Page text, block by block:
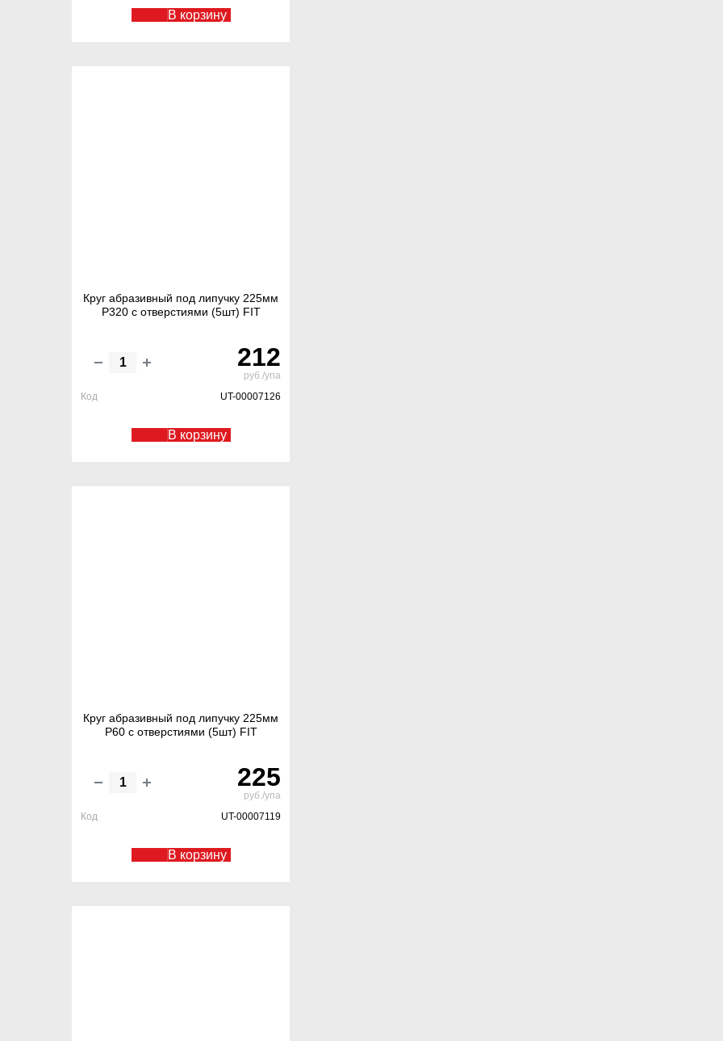
В корзину
Круг абразивный под липучку 225мм
Р320 с отверстиями (5шт) FIT
212
руб./упа
Код
UT-00007126
В корзину
Круг абразивный под липучку 225мм
Р60 с отверстиями (5шт) FIT
225
руб./упа
Код
UT-00007119
В корзину